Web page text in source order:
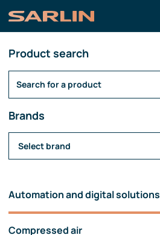
Product search
Brands
Select brand
Automation and digital solutions
Compressed air